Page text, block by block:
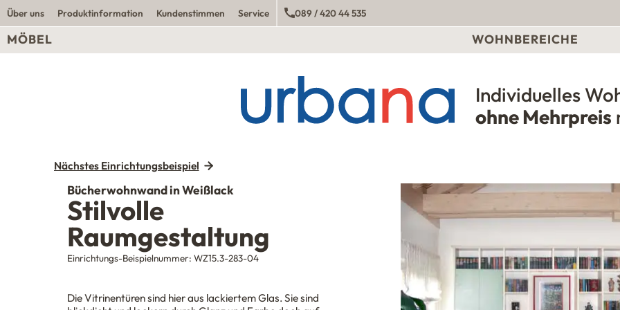
Urbana Möbel
Individuelles
ohne Mehrpreis
Über uns Produktinformation Kundenstimmen Service 089 / 420 44 535
MÖBEL WOHNBEREICHE
Nächstes Einrichtungsbeispiel
Bücherwohnwand in Weißlack
Stilvolle
Raumgestaltung
Einrichtungs-Beispielnummer: WZ15.3-283-04
Die Vitrinentüren sind hier aus lackiertem Glas. Sie sind